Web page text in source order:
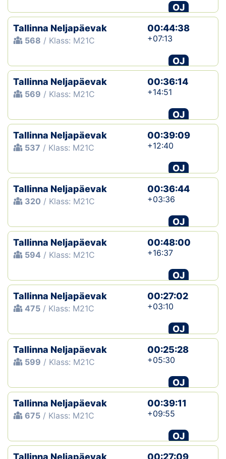
OJ
Tallinna Neljapäevak
568 / Klass: M21C
00:44:38
+07:13
OJ
Tallinna Neljapäevak
569 / Klass: M21C
00:36:14
+14:51
OJ
Tallinna Neljapäevak
537 / Klass: M21C
00:39:09
+12:40
OJ
Tallinna Neljapäevak
320 / Klass: M21C
00:36:44
+03:36
OJ
Tallinna Neljapäevak
594 / Klass: M21C
00:48:00
+16:37
OJ
Tallinna Neljapäevak
475 / Klass: M21C
00:27:02
+03:10
OJ
Tallinna Neljapäevak
599 / Klass: M21C
00:25:28
+05:30
OJ
Tallinna Neljapäevak
675 / Klass: M21C
00:39:11
+09:55
OJ
Tallinna Neljapäevak
00:27:09